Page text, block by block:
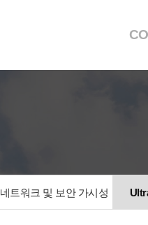
네트워크 및 보안 가시성